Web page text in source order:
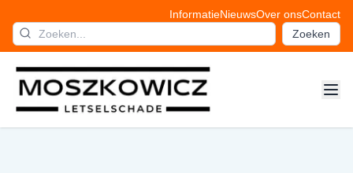
InformatieNieuwsOver onsContact
Zoeken